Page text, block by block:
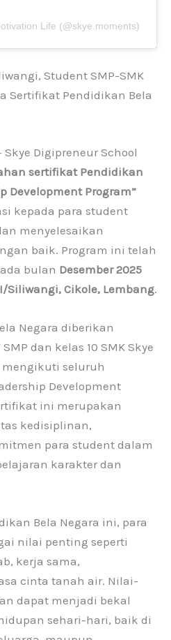
Life (@skye.moments)
Student SMP-SMK
Sertifikat Pendidikan Bela
Skye Digipreneur School
sertifikat Pendidikan
Development Program”
kepada para student
menyelesaikan
baik. Program ini telah
bulan Desember 2025
Siliwangi, Cikole, Lembang.
Negara diberikan
dan kelas 10 SMK Skye
mengikuti seluruh
Development
ini merupakan
kedisiplinan,
para student dalam
karakter dan
Bela Negara ini, para
nilai penting seperti
kerja sama,
cinta tanah air. Nilai-
dapat menjadi bekal
sehari-hari, baik di